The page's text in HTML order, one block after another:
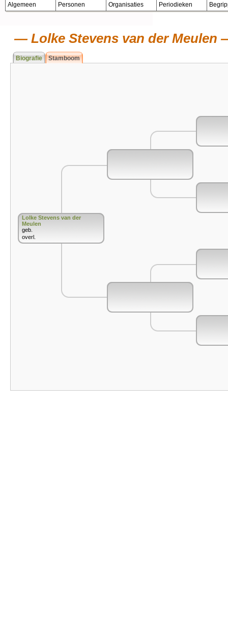
Algemeen Personen Organisaties Periodieken
Lolke Stevens van der Meulen
Biografie Stamboom
Lolke Stevens van der
Meulen
geb.
overl.